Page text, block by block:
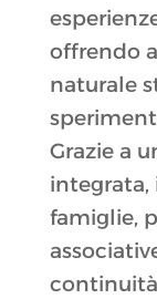
offrendo
naturale
Grazie a
famiglie,